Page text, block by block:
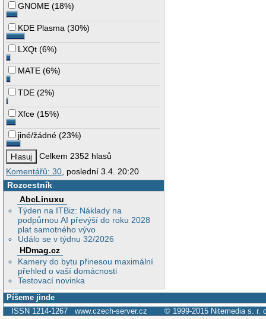
GNOME (18%)
KDE Plasma (30%)
LXQt (6%)
MATE (6%)
TDE (2%)
Xfce (15%)
jiné/žádné (23%)
Celkem 2352 hlasů
Komentářů: 30 , poslední 3.4. 20:20
Rozcestník
AbcLinuxu
Týden na ITBiz: Náklady na
podpůrnou AI převýší do roku 2028
plat samotného vývo
Událo se v týdnu 32/2026
HDmag.cz
Kamery do bytu přinesou maximální
přehled o vaší domácnosti
Testovací novinka
Píšeme jinde
ISSN 1214-1267 www.czech-server.cz © 1999-2015 Nitemedia s. r.